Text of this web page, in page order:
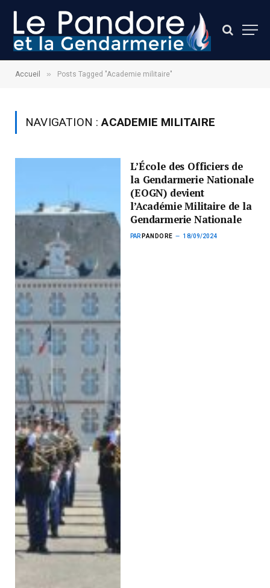
Accueil » Posts Tagged "Academie militaire"
NAVIGATION :ACADEMIE MILITAIRE
L’École des Officiers de
la Gendarmerie Nationale
(EOGN) devient
l’Académie Militaire de la
Gendarmerie Nationale
PAR PANDORE 18/09/2024